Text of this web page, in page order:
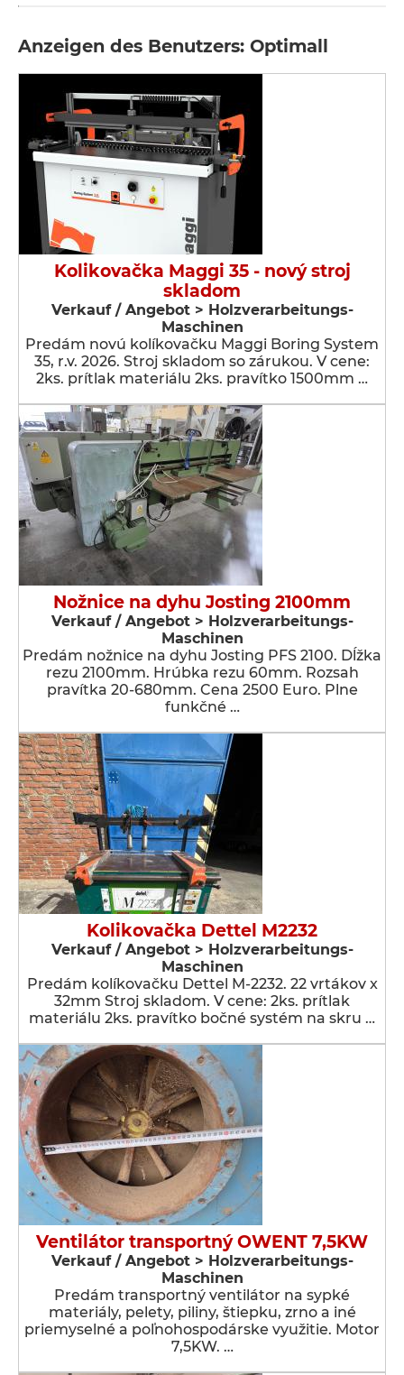
Anzeigen des Benutzers: Optimall
Kolikovačka Maggi 35 - nový stroj
skladom
Verkauf / Angebot > Holzverarbeitungs-
Maschinen
Predám novú kolíkovačku Maggi Boring System
35, r.v. 2026. Stroj skladom so zárukou. V cene:
2ks. prítlak materiálu 2ks. pravítko 1500mm …
Nožnice na dyhu Josting 2100mm
Verkauf / Angebot > Holzverarbeitungs-
Maschinen
Predám nožnice na dyhu Josting PFS 2100. Dĺžka
rezu 2100mm. Hrúbka rezu 60mm. Rozsah
pravítka 20-680mm. Cena 2500 Euro. Plne
funkčné …
Kolikovačka Dettel M2232
Verkauf / Angebot > Holzverarbeitungs-
Maschinen
Predám kolíkovačku Dettel M-2232. 22 vrtákov x
32mm Stroj skladom. V cene: 2ks. prítlak
materiálu 2ks. pravítko bočné systém na skru …
Ventilátor transportný OWENT 7,5KW
Verkauf / Angebot > Holzverarbeitungs-
Maschinen
Predám transportný ventilátor na sypké
materiály, pelety, piliny, štiepku, zrno a iné
priemyselné a poľnohospodárske využitie. Motor
7,5KW. …